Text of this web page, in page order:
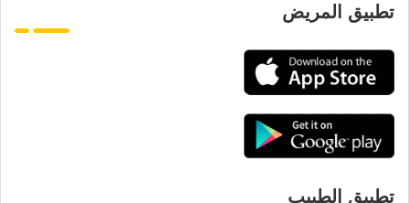
تطبيق المريض
تطبيق الطبيب